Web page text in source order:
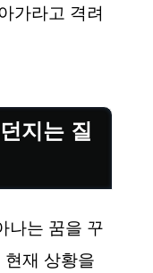
가라고 격려
지는 질
나는 꿈을 꾸
재 상황을